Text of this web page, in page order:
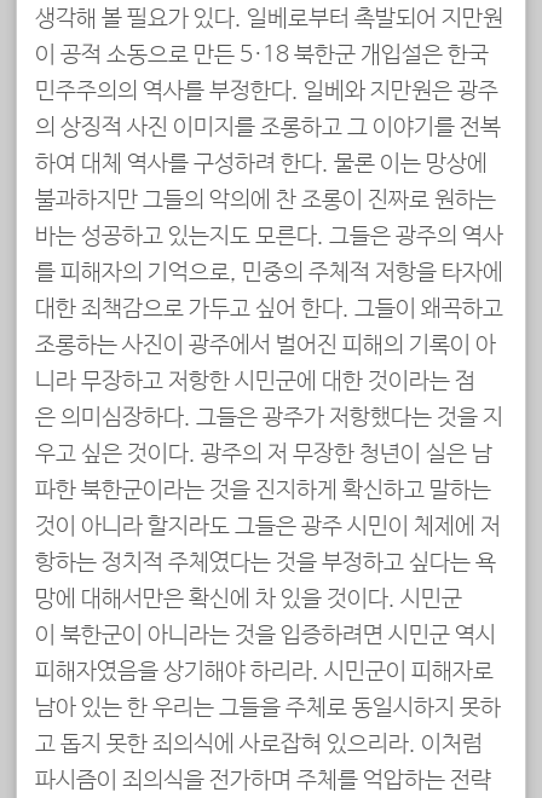
생각해 볼 필요가 있다. 일베로부터 촉발되어 지만원
이 공적 소동으로 만든 5·18 북한군 개입설은 한국
민주주의의 역사를 부정한다. 일베와 지만원은 광주
의 상징적 사진 이미지를 조롱하고 그 이야기를 전복
하여 대체 역사를 구성하려 한다. 물론 이는 망상에
불과하지만 그들의 악의에 찬 조롱이 진짜로 원하는
바는 성공하고 있는지도 모른다. 그들은 광주의 역사
를 피해자의 기억으로, 민중의 주체적 저항을 타자에
대한 죄책감으로 가두고 싶어 한다. 그들이 왜곡하고
조롱하는 사진이 광주에서 벌어진 피해의 기록이 아
니라 무장하고 저항한 시민군에 대한 것이라는 점
은 의미심장하다. 그들은 광주가 저항했다는 것을 지
우고 싶은 것이다. 광주의 저 무장한 청년이 실은 남
파한 북한군이라는 것을 진지하게 확신하고 말하는
것이 아니라 할지라도 그들은 광주 시민이 체제에 저
항하는 정치적 주체였다는 것을 부정하고 싶다는 욕
망에 대해서만은 확신에 차 있을 것이다. 시민군
이 북한군이 아니라는 것을 입증하려면 시민군 역시
피해자였음을 상기해야 하리라. 시민군이 피해자로
남아 있는 한 우리는 그들을 주체로 동일시하지 못하
고 돕지 못한 죄의식에 사로잡혀 있으리라. 이처럼
파시즘이 죄의식을 전가하며 주체를 억압하는 전략